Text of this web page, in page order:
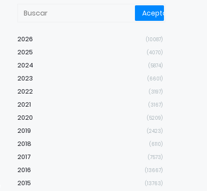
2026 (10087)
2025 (4070)
2024 (5874)
2023 (6601)
2022 (3197)
2021 (3167)
2020 (5209)
2019 (2423)
2018 (6110)
2017 (7573)
2016 (13667)
2015 (13763)